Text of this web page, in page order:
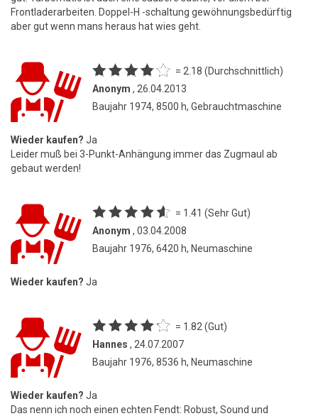
Frontladerarbeiten. Doppel-H -schaltung gewöhnungsbedürftig
aber gut wenn mans heraus hat wies geht.
= 2.18 (Durchschnittlich)
Anonym , 26.04.2013
Baujahr 1974, 8500 h, Gebrauchtmaschine
Wieder kaufen? Ja
Leider muß bei 3-Punkt-Anhängung immer das Zugmaul ab
gebaut werden!
= 1.41 (Sehr Gut)
Anonym , 03.04.2008
Baujahr 1976, 6420 h, Neumaschine
Wieder kaufen? Ja
= 1.82 (Gut)
Hannes , 24.07.2007
Baujahr 1976, 8536 h, Neumaschine
Wieder kaufen? Ja
Das nenn ich noch einen echten Fendt: Robust, Sound und